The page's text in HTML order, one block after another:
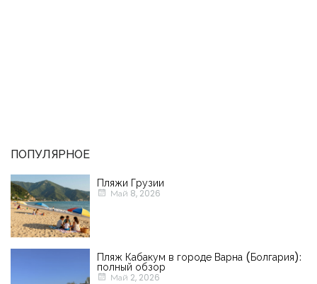
ПОПУЛЯРНОЕ
Пляжи Грузии
Май 8, 2026
Пляж Кабакум в городе Варна (Болгария):
полный обзор
Май 2, 2026